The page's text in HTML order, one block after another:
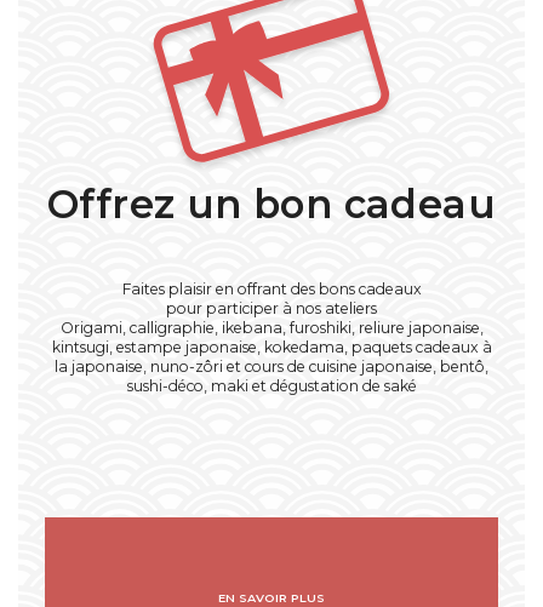
Offrez un bon cadeau
Faites plaisir en offrant des bons cadeaux
pour participer à nos ateliers
Origami, calligraphie, ikebana, furoshiki, reliure japonaise,
kintsugi, estampe japonaise, kokedama, paquets cadeaux à
la japonaise, nuno-zôri et cours de cuisine japonaise, bentô,
sushi-déco, maki et dégustation de saké
EN SAVOIR PLUS